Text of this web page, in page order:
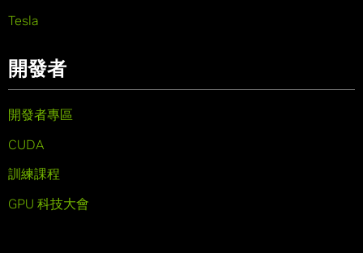
Tesla
開發者
開發者專區
CUDA
訓練課程
GPU 科技大會